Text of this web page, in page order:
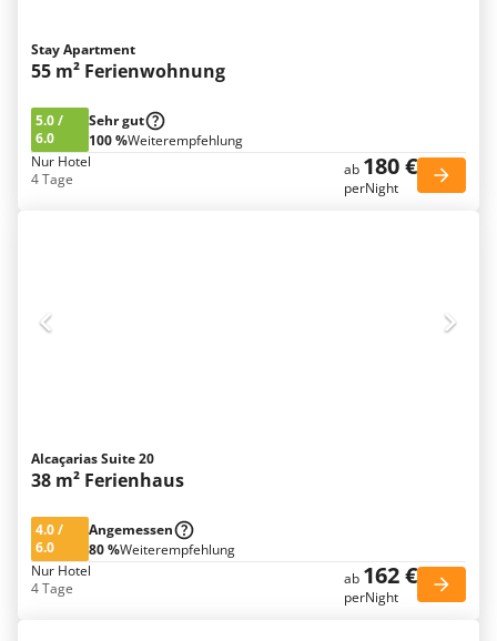
Stay Apartment
55 m² Ferienwohnung
5.0/
6.0
Sehr gut
100 %Weiterempfehlung
Nur Hotel
4 Tage
ab 180 €
perNight
Alcaçarias Suite 20
38 m² Ferienhaus
4.0/
6.0
Angemessen
80 %Weiterempfehlung
Nur Hotel
4 Tage
ab 162 €
perNight